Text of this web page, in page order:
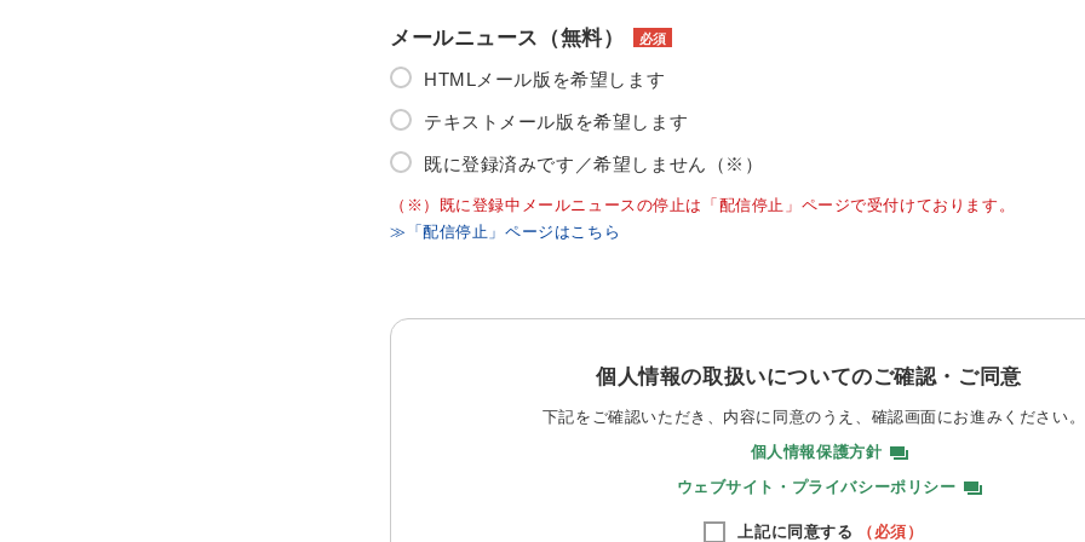
メールニュース（無料） 必須
HTMLメール版を希望します
テキストメール版を希望します
既に登録済みです／希望しません（※）
（※）既に登録中メールニュースの停止は「配信停止」ページで受付けております。
≫「配信停止」ページはこちら
個人情報の取扱いについてのご確認・ご同意
下記をご確認いただき、内容に同意のうえ、 確認画面にお進みください。
個人情報保護方針
ウェブサイト・プライバシーポリシー
上記に同意する （必須）